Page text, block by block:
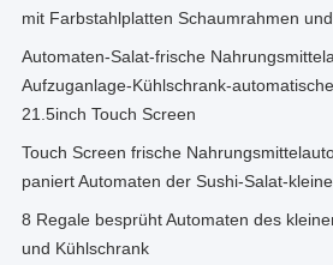
mit Farbstahlplatten Schaumrahmen
Automaten-Salat-frische
Aufzuganlage-Kühlschrank-
21.5inch Touch Screen
Touch Screen frische
paniert Automaten der Sushi-Salat-
8 Regale besprüht Automaten des
und Kühlschrank